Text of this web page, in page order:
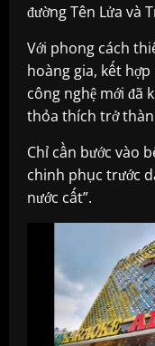
đường Tên Lửa và
Với phong cách
hoàng gia, kết
công nghệ mới đã
thỏa thích trở
Chỉ cần bước vào
chinh phục trước
nước cất”.